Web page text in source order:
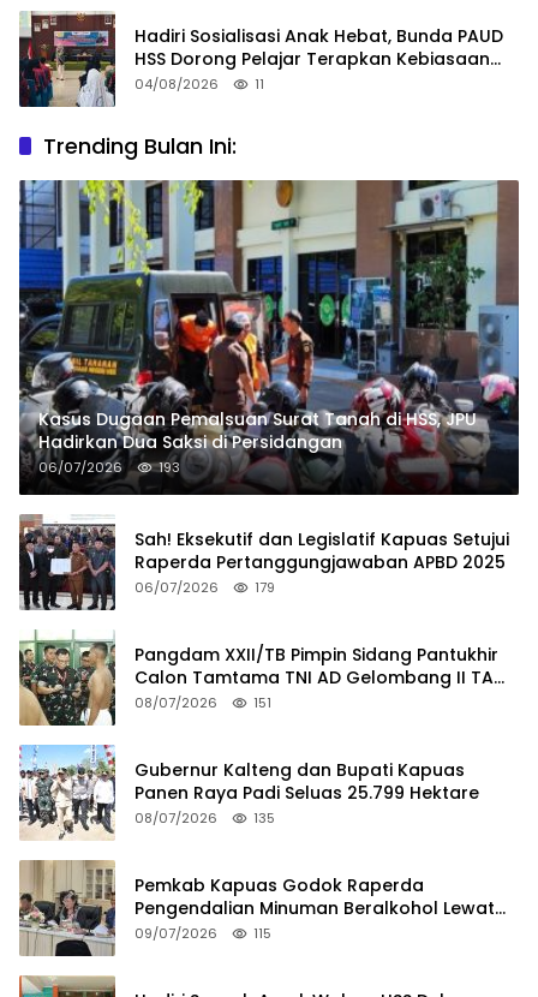
Hadiri Sosialisasi Anak Hebat, Bunda PAUD
HSS Dorong Pelajar Terapkan Kebiasaan
Baik
04/08/2026 11
Trending Bulan Ini:
Kasus Dugaan Pemalsuan Surat Tanah di HSS, JPU
Hadirkan Dua Saksi di Persidangan
06/07/2026 193
Sah! Eksekutif dan Legislatif Kapuas Setujui
Raperda Pertanggungjawaban APBD 2025
06/07/2026 179
Pangdam XXII/TB Pimpin Sidang Pantukhir
Calon Tamtama TNI AD Gelombang II TA
2026
08/07/2026 151
Gubernur Kalteng dan Bupati Kapuas
Panen Raya Padi Seluas 25.799 Hektare
08/07/2026 135
Pemkab Kapuas Godok Raperda
Pengendalian Minuman Beralkohol Lewat
FGD
09/07/2026 115